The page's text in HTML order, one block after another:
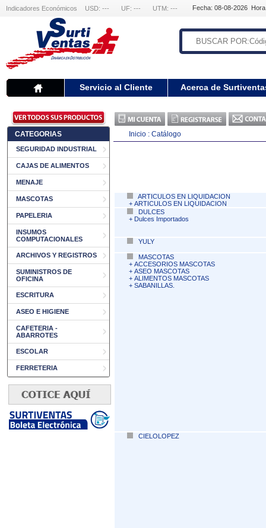
Indicadores Económicos USD: --- UF: --- UTM: --- Fecha: 08-08-2026
Servicio al Cliente Acerca de
CATEGORIAS
SEGURIDAD INDUSTRIAL
CAJAS DE ALIMENTOS
MENAJE
MASCOTAS
PAPELERIA
INSUMOS
COMPUTACIONALES
ARCHIVOS Y REGISTROS
SUMINISTROS DE
OFICINA
ESCRITURA
ASEO E HIGIENE
CAFETERIA -
ABARROTES
ESCOLAR
FERRETERIA
Inicio : Catálogo
ARTICULOS EN LIQUIDACION
+ ARTICULOS EN LIQUIDACION
DULCES
+ Dulces Importados
YULY
MASCOTAS
+ ACCESORIOS MASCOTAS
+ ASEO MASCOTAS
+ ALIMENTOS MASCOTAS
+ SABANILLAS.
CIELOLOPEZ